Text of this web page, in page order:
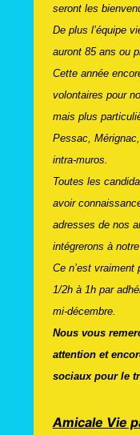
seront les
De plus l’équipe
auront 85 ans ou
Cette année
volontaires pour
mais plus
Pessac,
intra-muros.
Toutes les
avoir
adresses de nos
intégrerons à
Ce n’est vraiment
1/2h à 1h par
mi-décembre.
Nous vous
attention et
sociaux pour le
Amicale Vie